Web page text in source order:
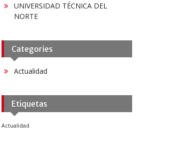
UNIVERSIDAD TÉCNICA DEL
NORTE
Categories
Actualidad
Etiquetas
Actualidad